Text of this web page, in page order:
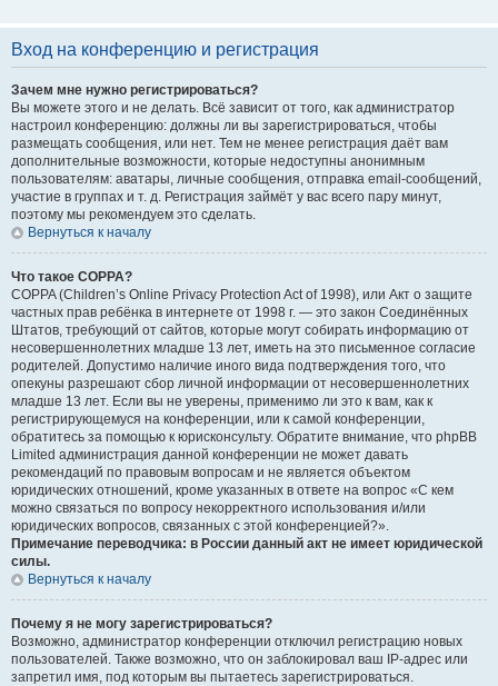
Вход на конференцию и регистрация
Зачем мне нужно регистрироваться?
Вы можете этого и не делать. Всё зависит от того, как администратор
настроил конференцию: должны ли вы зарегистрироваться, чтобы
размещать сообщения, или нет. Тем не менее регистрация даёт вам
дополнительные возможности, которые недоступны анонимным
пользователям: аватары, личные сообщения, отправка email-сообщений,
участие в группах и т. д. Регистрация займёт у вас всего пару минут,
поэтому мы рекомендуем это сделать.
Вернуться к началу
Что такое COPPA?
COPPA (Children’s Online Privacy Protection Act of 1998), или Акт о защите
частных прав ребёнка в интернете от 1998 г. — это закон Соединённых
Штатов, требующий от сайтов, которые могут собирать информацию от
несовершеннолетних младше 13 лет, иметь на это письменное согласие
родителей. Допустимо наличие иного вида подтверждения того, что
опекуны разрешают сбор личной информации от несовершеннолетних
младше 13 лет. Если вы не уверены, применимо ли это к вам, как к
регистрирующемуся на конференции, или к самой конференции,
обратитесь за помощью к юрисконсульту. Обратите внимание, что phpBB
Limited администрация данной конференции не может давать
рекомендаций по правовым вопросам и не является объектом
юридических отношений, кроме указанных в ответе на вопрос «С кем
можно связаться по вопросу некорректного использования и/или
юридических вопросов, связанных с этой конференцией?».
Примечание переводчика: в России данный акт не имеет юридической
силы.
Вернуться к началу
Почему я не могу зарегистрироваться?
Возможно, администратор конференции отключил регистрацию новых
пользователей. Также возможно, что он заблокировал ваш IP-адрес или
запретил имя, под которым вы пытаетесь зарегистрироваться.